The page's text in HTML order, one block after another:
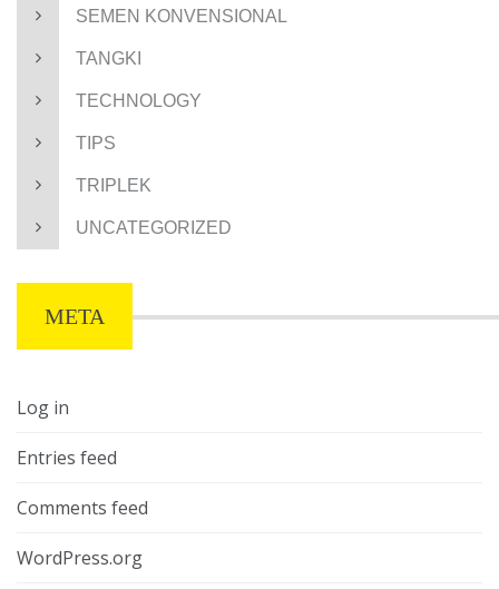
SEMEN KONVENSIONAL
TANGKI
TECHNOLOGY
TIPS
TRIPLEK
UNCATEGORIZED
META
Log in
Entries feed
Comments feed
WordPress.org